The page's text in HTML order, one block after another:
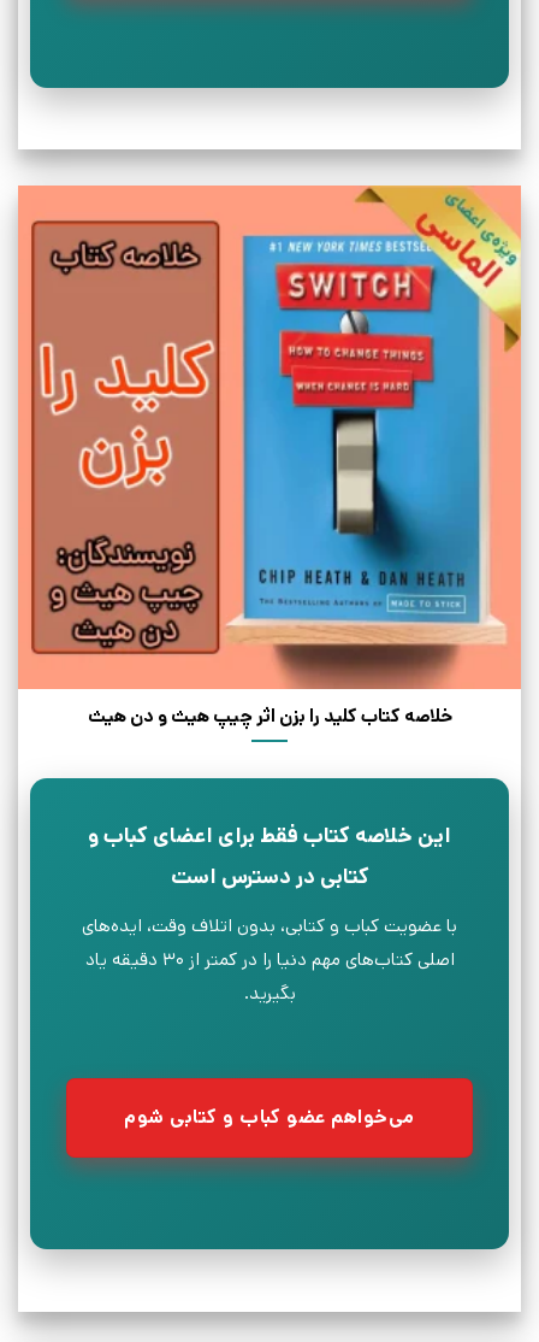
خلاصه کتاب کلید را بزن اثر چیپ هیث و دن هیث
این خلاصه کتاب فقط برای اعضای کباب و
کتابی در دسترس است
با عضویت کباب و کتابی، بدون اتلاف وقت، ایده‌های
اصلی کتاب‌های مهم دنیا را در کمتر از ۳۰ دقیقه یاد
بگیرید.
می‌خواهم عضو کباب و کتابی شوم